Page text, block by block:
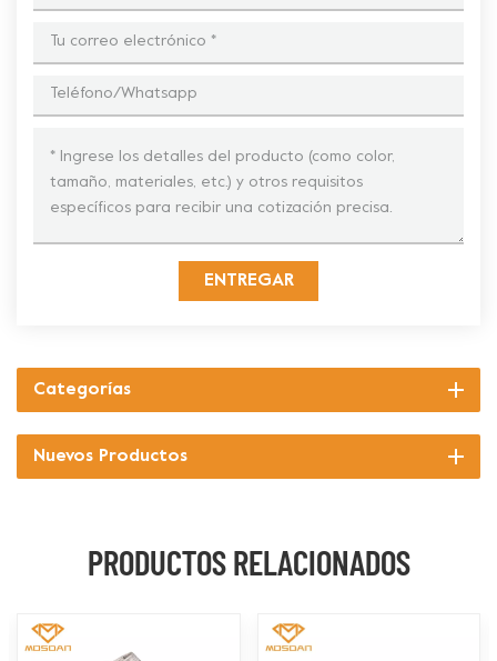
ENTREGAR
Categorías
Nuevos Productos
PRODUCTOS RELACIONADOS